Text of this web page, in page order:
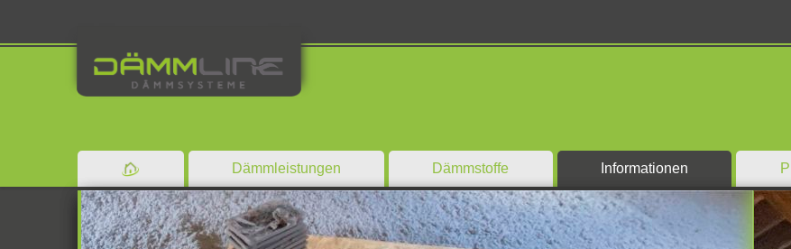
Dämmleistungen Dämmstoffe Informationen